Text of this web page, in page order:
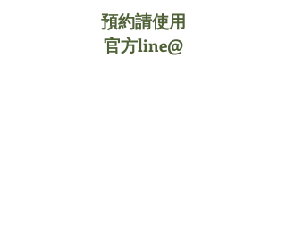
預約請使用
官方line@